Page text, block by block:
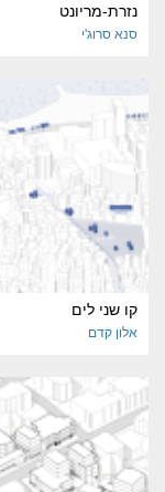
נזרת-מריונט
סנא סרוג'י
קו שני לים
אלון קדם